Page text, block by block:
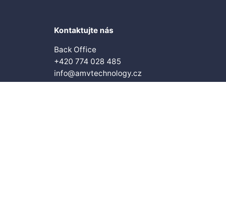
Kontaktujte nás
Back Office
+420 774 028 485
info@amvtechnology.cz